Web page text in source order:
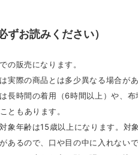
ずお読みください）
の販売になります。
実際の商品とは多少異なる場合があ
長時間の着用（6時間以上）や、
ともあります。
象年齢は15歳以上になります。対
あるので、口や目の中に入れないで